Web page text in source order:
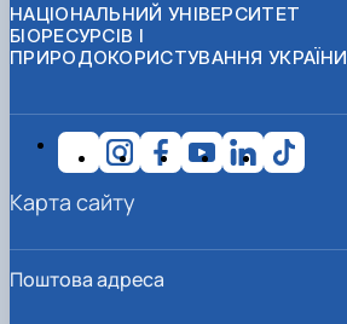
НАЦІОНАЛЬНИЙ УНІВЕРСИТЕТ
БІОРЕСУРСІВ І
ПРИРОДОКОРИСТУВАННЯ УКРАЇНИ
Поштова адреса
Карта сайту